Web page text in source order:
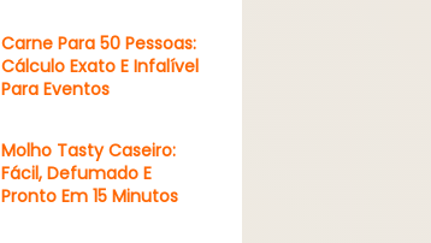
Carne Para 50 Pessoas:
Cálculo Exato E Infalível
Para Eventos
Molho Tasty Caseiro:
Fácil, Defumado E
Pronto Em 15 Minutos